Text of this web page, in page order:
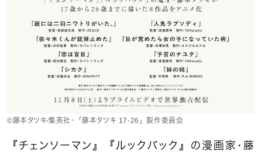
©藤本タツキ／集英社・「藤本タツキ 17-26」製作委員会
『チェンソーマン』『ルックバック』の漫画家・藤